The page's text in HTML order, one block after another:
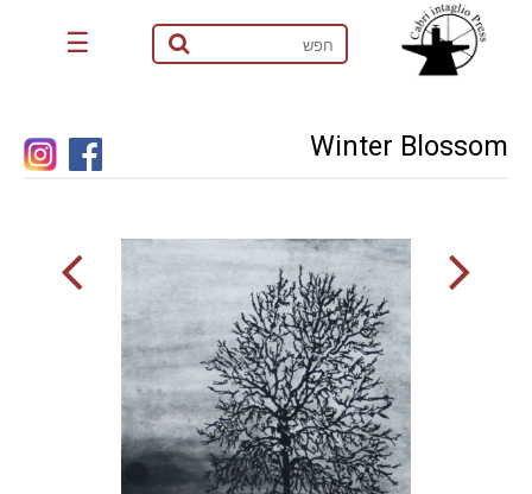
☰
Winter Blossom